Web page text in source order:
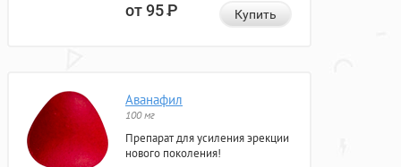
от 95Р Купить
Аванафил
100 мг
Препарат для усиления эрекции
нового поколения!